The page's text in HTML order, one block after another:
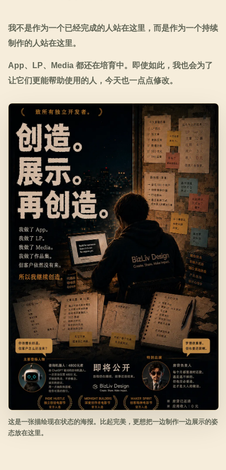
我不是作为一个已经完成的人站在这里，而是作为一个持续
制作的人站在这里。
App、LP、Media 都还在培育中。即使如此，我也会为了
让它们更能帮助使用的人，今天也一点点修改。
这是一张描绘现在状态的海报。比起完美，更想把一边制作一边展示的姿
态放在这里。